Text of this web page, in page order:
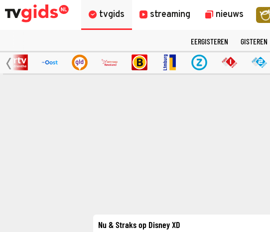
tvgids streaming nieuws
EERGISTEREN GISTEREN
Nu & Straks op Disney XD